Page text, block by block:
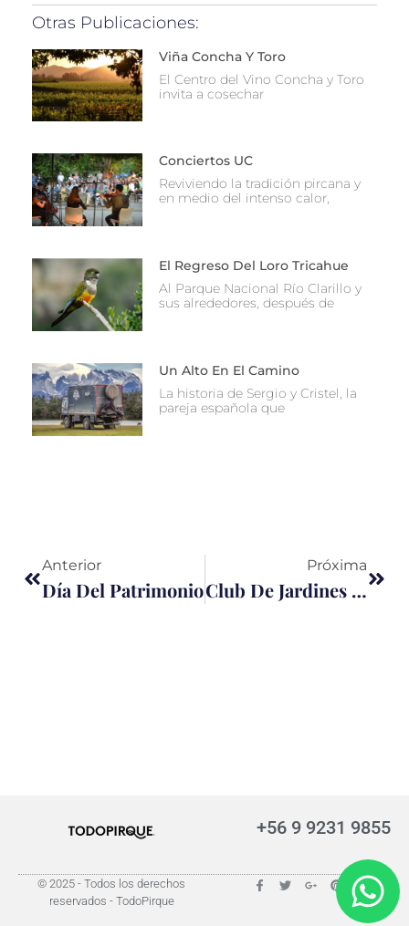
Otras Publicaciones:
Viña Concha Y Toro
El Centro del Vino Concha y Toro
invita a cosechar
Conciertos UC
Reviviendo la tradición pircana y
en medio del intenso calor,
El Regreso Del Loro Tricahue
Al Parque Nacional Río Clarillo y
sus alrededores, después de
Un Alto En El Camino
La historia de Sergio y Cristel, la
pareja española que
Anterior
Día Del Patrimonio
Próxima
Club De Jardines De Pirque
+56 9 9231 9855
© 2025 - Todos los derechos
reservados - TodoPirque